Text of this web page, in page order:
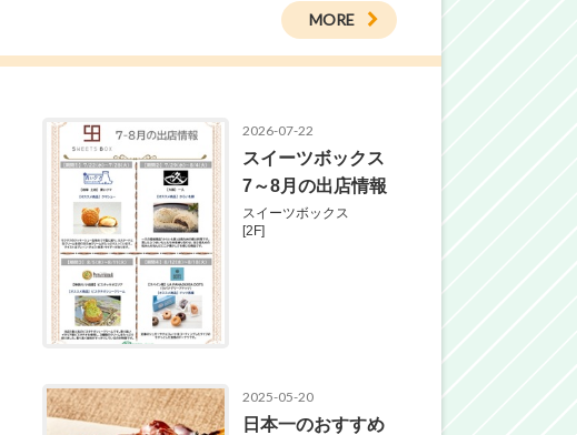
MORE
2026-07-22
スイーツボックス
7～8月の出店情報
スイーツボックス
[2F]
2025-05-20
日本一のおすすめ